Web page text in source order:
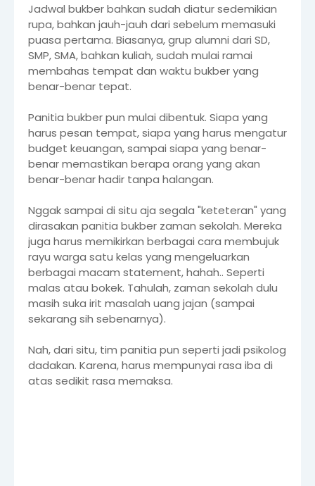
Jadwal bukber bahkan sudah diatur sedemikian
rupa, bahkan jauh-jauh dari sebelum memasuki
puasa pertama. Biasanya, grup alumni dari SD,
SMP, SMA, bahkan kuliah, sudah mulai ramai
membahas tempat dan waktu bukber yang
benar-benar tepat.
Panitia bukber pun mulai dibentuk. Siapa yang
harus pesan tempat, siapa yang harus mengatur
budget keuangan, sampai siapa yang benar-
benar memastikan berapa orang yang akan
benar-benar hadir tanpa halangan.
Nggak sampai di situ aja segala "keteteran" yang
dirasakan panitia bukber zaman sekolah. Mereka
juga harus memikirkan berbagai cara membujuk
rayu warga satu kelas yang mengeluarkan
berbagai macam statement, hahah.. Seperti
malas atau bokek. Tahulah, zaman sekolah dulu
masih suka irit masalah uang jajan (sampai
sekarang sih sebenarnya).
Nah, dari situ, tim panitia pun seperti jadi psikolog
dadakan. Karena, harus mempunyai rasa iba di
atas sedikit rasa memaksa.